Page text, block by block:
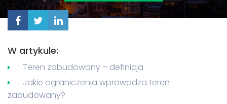
W artykule:
Teren zabudowany – definicja
Jakie ograniczenia wprowadza teren
zabudowany?